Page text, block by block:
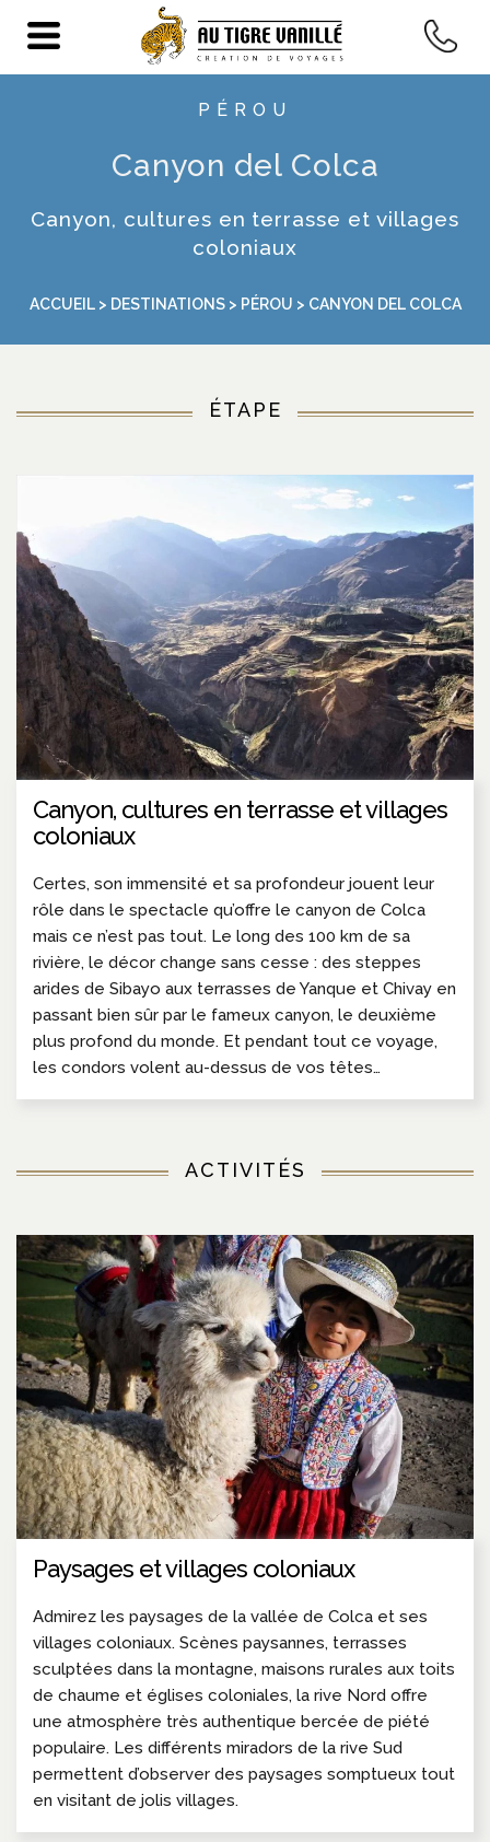
PÉROU
Canyon del Colca
Canyon, cultures en terrasse et villages
coloniaux
ACCUEIL> DESTINATIONS> PÉROU > CANYON DEL COLCA
ÉTAPE
Canyon, cultures en terrasse et villages
coloniaux
Certes, son immensité et sa profondeur jouent leur
rôle dans le spectacle qu’offre le canyon de Colca
mais ce n’est pas tout. Le long des 100 km de sa
rivière, le décor change sans cesse : des steppes
arides de Sibayo aux terrasses de Yanque et Chivay en
passant bien sûr par le fameux canyon, le deuxième
plus profond du monde. Et pendant tout ce voyage,
les condors volent au-dessus de vos têtes…
ACTIVITÉS
Paysages et villages coloniaux
Admirez les paysages de la vallée de Colca et ses
villages coloniaux. Scènes paysannes, terrasses
sculptées dans la montagne, maisons rurales aux toits
de chaume et églises coloniales, la rive Nord offre
une atmosphère très authentique bercée de piété
populaire. Les différents miradors de la rive Sud
permettent d’observer des paysages somptueux tout
en visitant de jolis villages.